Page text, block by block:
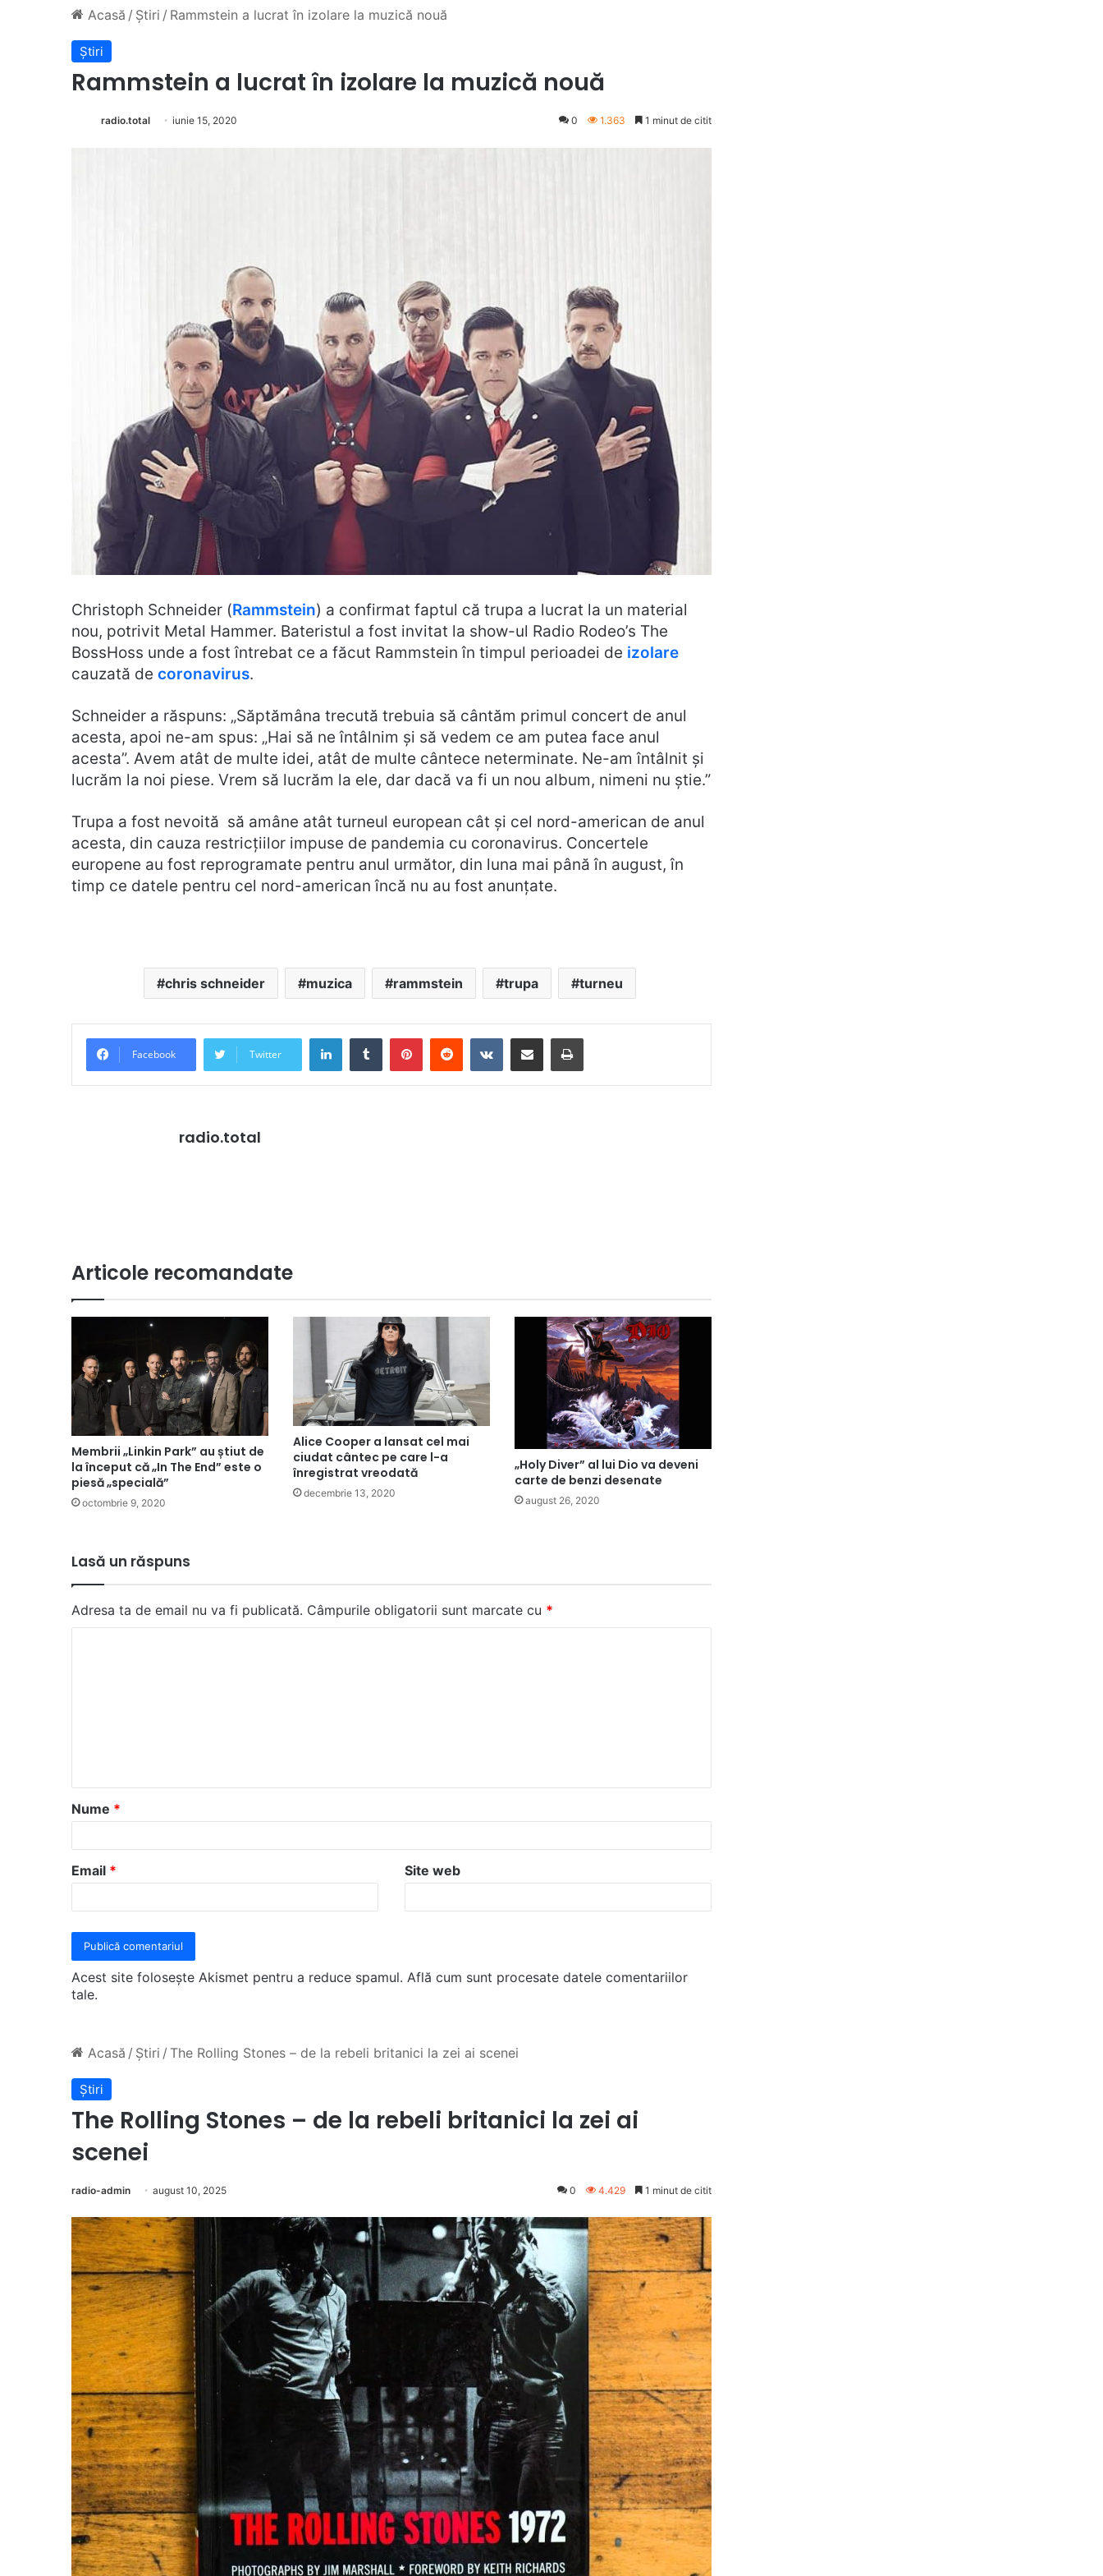
Acasă / Știri / Rammstein a lucrat în izolare la muzică nouă
Știri
Rammstein a lucrat în izolare la muzică nouă
radio.total iunie 15, 2020 0 1.363 1 minut de citit
Christoph Schneider (Rammstein) a confirmat faptul că trupa a lucrat la un material
nou, potrivit Metal Hammer. Bateristul a fost invitat la show-ul Radio Rodeo’s The
BossHoss unde a fost întrebat ce a făcut Rammstein în timpul perioadei de izolare
cauzată de coronavirus.
Schneider a răspuns: „Săptămâna trecută trebuia să cântăm primul concert de anul
acesta, apoi ne-am spus: „Hai să ne întâlnim și să vedem ce am putea face anul
acesta”. Avem atât de multe idei, atât de multe cântece neterminate. Ne-am întâlnit și
lucrăm la noi piese. Vrem să lucrăm la ele, dar dacă va fi un nou album, nimeni nu știe.”
Trupa a fost nevoită să amâne atât turneul european cât și cel nord-american de anul
acesta, din cauza restricțiilor impuse de pandemia cu coronavirus. Concertele
europene au fost reprogramate pentru anul următor, din luna mai până în august, în
timp ce datele pentru cel nord-american încă nu au fost anunțate.
chris schneider muzica rammstein trupa turneu
Facebook Twitter
LinkedInTumblrPinterestRedditVKontakte
Distribuie prin mail Tipărește
radio.total
Articole recomandate
Membrii „Linkin Park” au știut de
la început că „In The End” este o
piesă „specială”
octombrie 9, 2020
Alice Cooper a lansat cel mai
ciudat cântec pe care l-a
înregistrat vreodată
decembrie 13, 2020
„Holy Diver” al lui Dio va deveni
carte de benzi desenate
august 26, 2020
Lasă un răspuns
Adresa ta de email nu va fi publicată. Câmpurile obligatorii sunt marcate cu *
a
r
u
*
Nume *
Email * Site web
Acest site folosește Akismet pentru a reduce spamul. Află cum sunt procesate datele comentariilor
tale.